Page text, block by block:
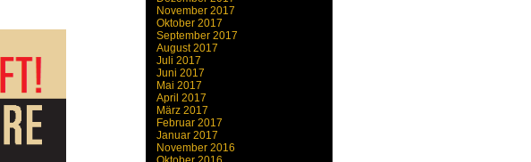
November 2017
Oktober 2017
September 2017
August 2017
Juli 2017
Juni 2017
Mai 2017
April 2017
März 2017
Februar 2017
Januar 2017
November 2016